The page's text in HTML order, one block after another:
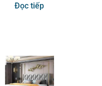
Đọc tiếp